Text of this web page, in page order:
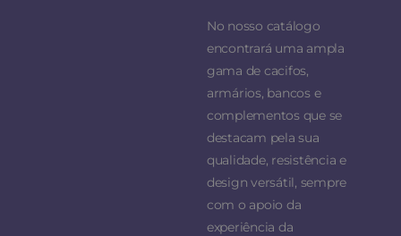
No nosso catálogo
encontrará uma ampla
gama de cacifos,
armários, bancos e
complementos que se
destacam pela sua
qualidade, resistência e
design versátil, sempre
com o apoio da
experiência da